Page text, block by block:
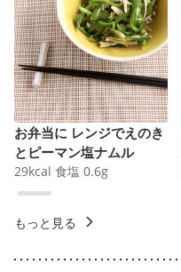
お弁当に レンジでえのき
とピーマン塩ナムル
29kcal 食塩 0.6g
もっと見る